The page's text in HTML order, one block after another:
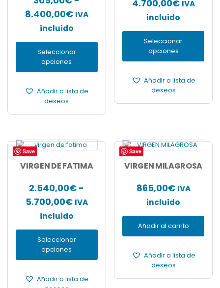
8.400,00€Rango
de
precios:
desde
305,00€
8.400,00€
IVA
incluido
Seleccionar
opciones
opciones
pueden
elegir
página
productoAñadir a lista de
deseos
4.700,00€Rango
de
precios:
desde
470,00€
IVA
incluido
Seleccionar
opciones
opciones
pueden
la
producto
Añadir a lista de
deseos
Save
VIRGEN DE FATIMA
2.540,00€ -
5.700,00€Rango
de
precios:
desde
2.540,00€
5.700,00€
IVA
incluido
Seleccionar
opciones
Este
producto
múltiples
variantes.
opciones
pueden
la
Añadir a lista de
Save
VIRGEN MILAGROSA
865,00€ IVA
incluido
Añadir al carrito
Añadir a lista de
deseos